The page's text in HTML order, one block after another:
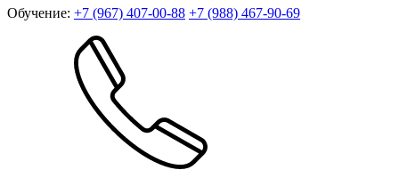
Обучение: +7 (967) 407-00-88 +7 (988) 467-90-69